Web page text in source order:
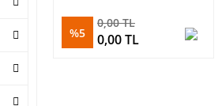
%5
0,00 TL
0,00 TL